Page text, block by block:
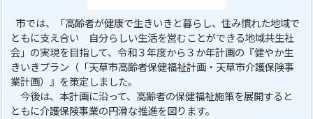
市では、「高齢者が健康で生きいきと暮らし、住み慣れた地域で
ともに支え合い 自分らしい生活を営むことができる地域共生社
会」の実現を目指して、令和３年度から３か年計画の『健やか生
きいきプラン（「天草市高齢者保健福祉計画・天草市介護保険事
業計画）』を策定しました。
今後は、本計画に沿って、高齢者の保健福祉施策を展開すると
ともに介護保険事業の円滑な推進を図ります。